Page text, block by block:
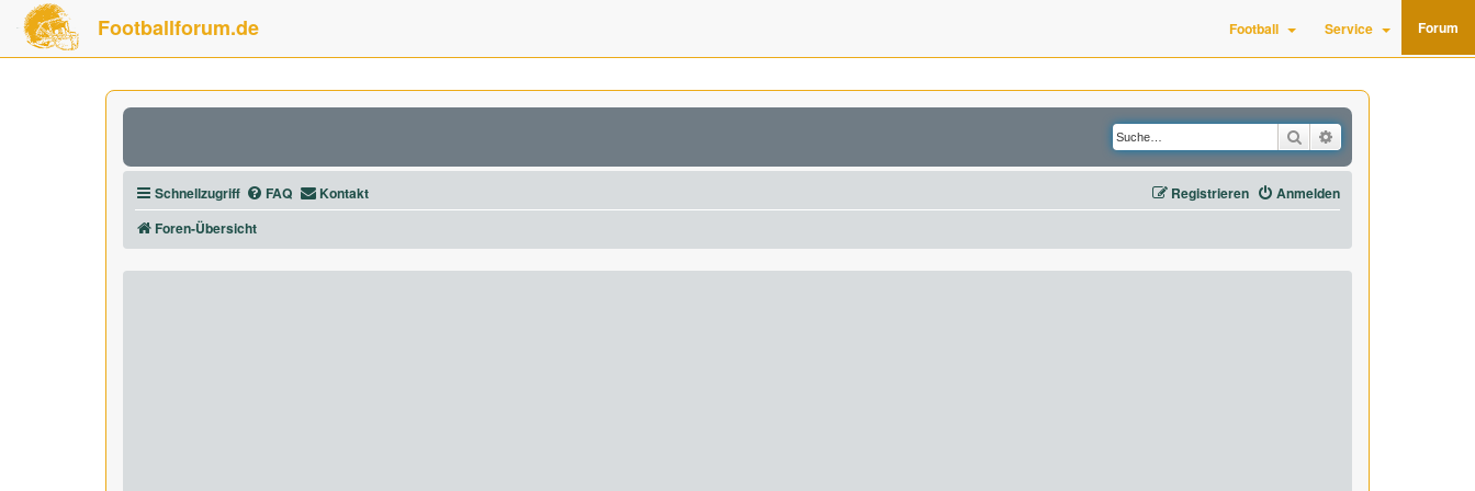
Footballforum.de Football Service Forum
Suche
Schnellzugriff FAQ Kontakt Anmelden
Registrieren
Foren-Übersicht